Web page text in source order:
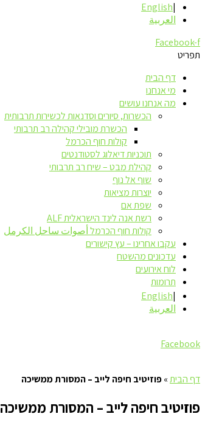
English
العربية
Facebook-f
תפריט
דף הבית
מי אנחנו
מה אנחנו עושים
הכשרות, סיורים וסדנאות לכשירות תרבותית
הכשרת מובילי קהילה רב תרבותי
קולות חוף הכרמל
תוכניות דיאלוג לסטודנטים
קהילת מבט – שיח רב תרבותי
שוף אל נוף
יוצרות מציאות
שפת אם
רשת אנה לינד הישראלית ALF
קולות חוף הכרמל أصوات ساحل الكرمل
עקבו אחרינו – עץ קישורים
עדכונים מהשטח
לוח אירועים
תרומות
English
العربية
Facebook
דף הבית»פוזיטיב חיפה לייב – המסורת ממשיכה
פוזיטיב חיפה לייב – המסורת ממשיכה